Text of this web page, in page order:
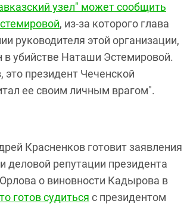
узел" может сообщить
, из-за которого глава
руководителя этой организации,
в убийстве Наташи Эстемировой.
президент Чеченской
ее своим личным врагом".
Красненков готовит заявления
деловой репутации президента
о виновности Кадырова в
готов судиться с президентом